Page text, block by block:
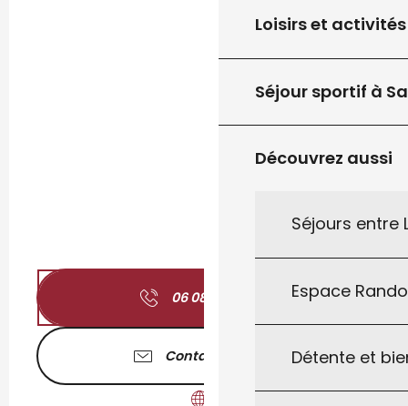
Loisirs et activités
Séjour sportif à
Découvrez aussi
Séjours entre
Espace
Détente et
06 08 58 45
Contactez-nous